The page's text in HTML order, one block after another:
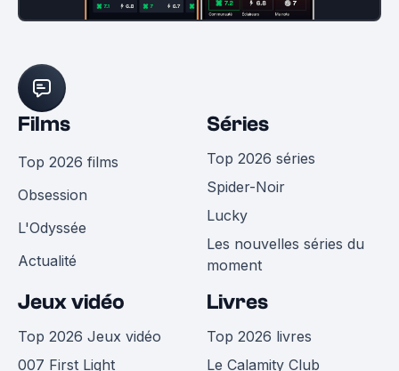
Films
Top 2026 films
Obsession
L'Odyssée
Actualité
Séries
Top 2026 séries
Spider-Noir
Lucky
Les nouvelles séries du
moment
Jeux vidéo
Top 2026 Jeux vidéo
007 First Light
Livres
Top 2026 livres
Le Calamity Club